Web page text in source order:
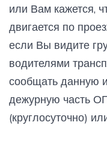
или Вам кажется,
двигается по
если Вы видите
водителями
сообщать данную
дежурную часть
(круглосуточно)